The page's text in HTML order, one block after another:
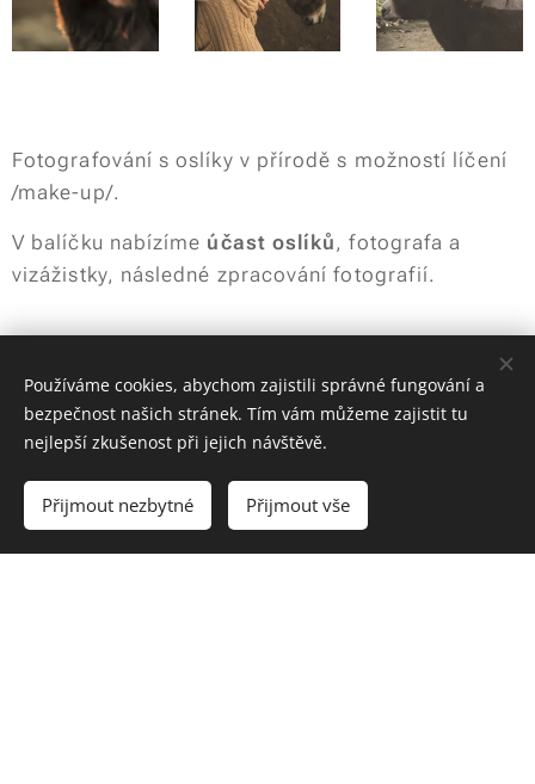
Fotografování s oslíky v přírodě s možností líčení
/make-up/.
V balíčku nabízíme účast oslíků, fotografa a
vizážistky, následné zpracování fotografií.
Používáme cookies, abychom zajistili správné fungování a
bezpečnost našich stránek. Tím vám můžeme zajistit tu
nejlepší zkušenost při jejich návštěvě.
Přijmout nezbytné Přijmout vše